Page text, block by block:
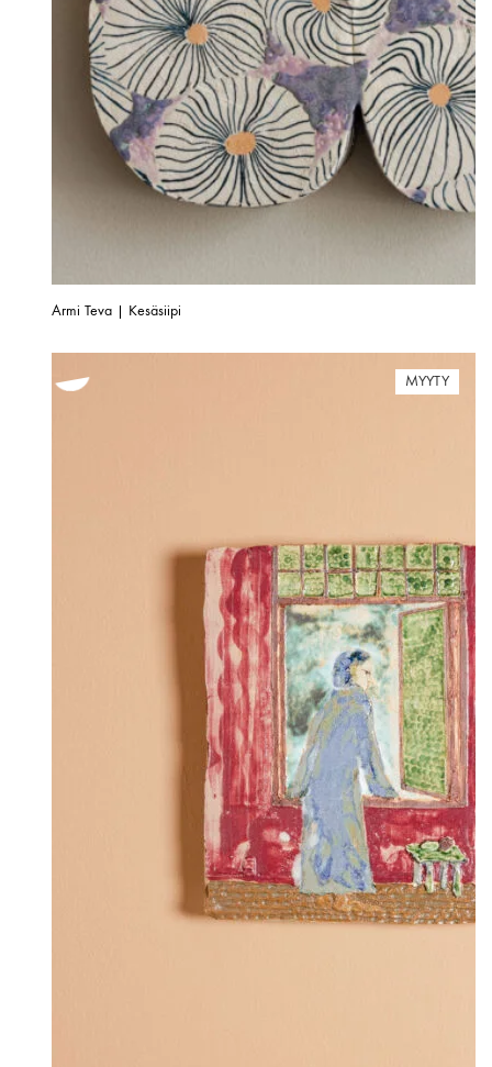
Armi Teva | Kesäsiipi
MYYTY